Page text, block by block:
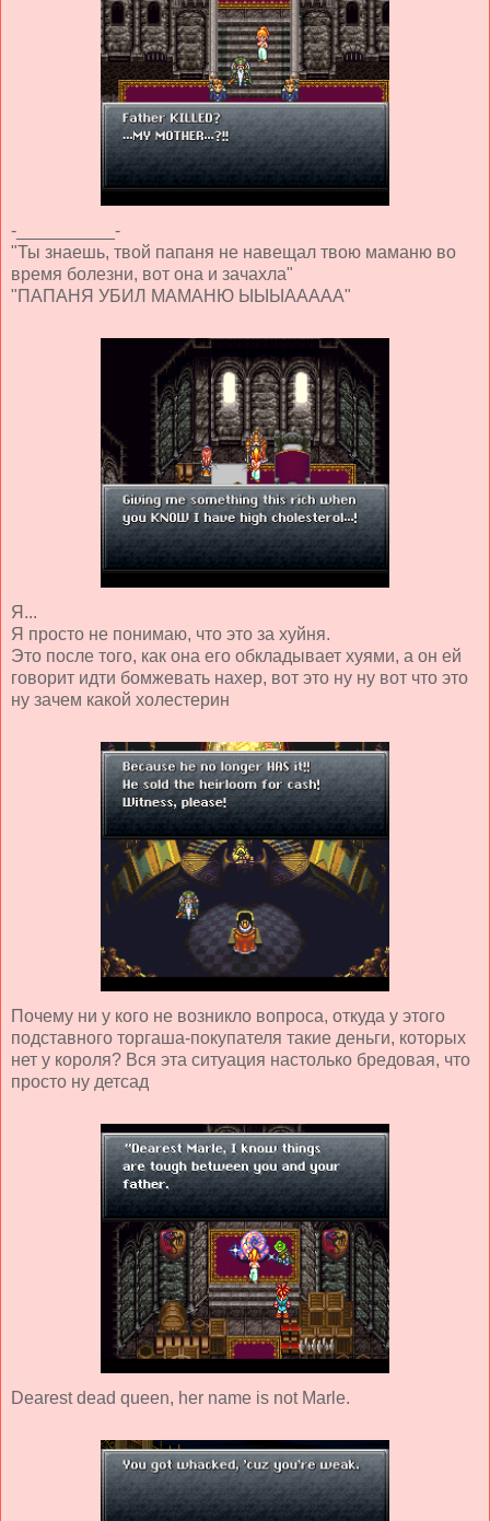
-__________-
"Ты знаешь, твой папаня не навещал твою маманю во
время болезни, вот она и зачахла"
"ПАПАНЯ УБИЛ МАМАНЮ ЫЫЫААААА"
Я...
Я просто не понимаю, что это за хуйня.
Это после того, как она его обкладывает хуями, а он ей
говорит идти бомжевать нахер, вот это ну ну вот что это
ну зачем какой холестерин
Почему ни у кого не возникло вопроса, откуда у этого
подставного торгаша-покупателя такие деньги, которых
нет у короля? Вся эта ситуация настолько бредовая, что
просто ну детсад
Dearest dead queen, her name is not Marle.